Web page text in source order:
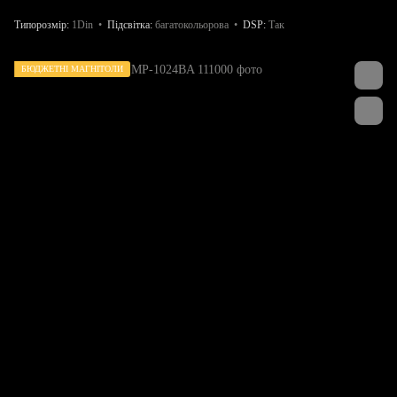
Типорозмір 1Din Підсвітка багатокольорова DSP Так
БЮДЖЕТНІ МАГНІТОЛИ